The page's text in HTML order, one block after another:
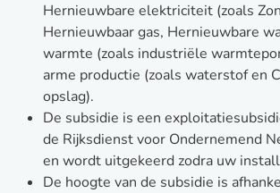
Hernieuwbare elektriciteit (zoals
Hernieuwbaar gas, Hernieuwbare
warmte (zoals industriële
arme productie (zoals waterstof en
opslag).
De subsidie is een
de Rijksdienst voor Ondernemend
en wordt uitgekeerd zodra uw
De hoogte van de subsidie is